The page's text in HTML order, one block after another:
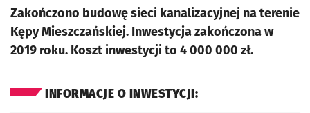
Zakończono budowę sieci kanalizacyjnej na terenie
Kępy Mieszczańskiej. Inwestycja zakończona w
2019 roku. Koszt inwestycji to 4 000 000 zł.
INFORMACJE O INWESTYCJI: